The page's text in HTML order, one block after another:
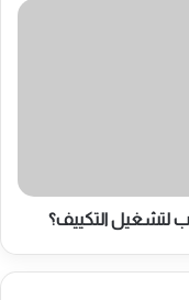
لتشغيل التكييف؟